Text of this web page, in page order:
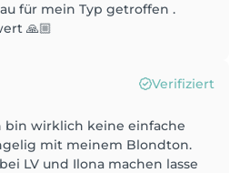
für mein Typ getroffen .
🙏🏼
Verifiziert
bin wirklich keine einfache
mit meinem Blondton.
LV und Ilona machen lasse